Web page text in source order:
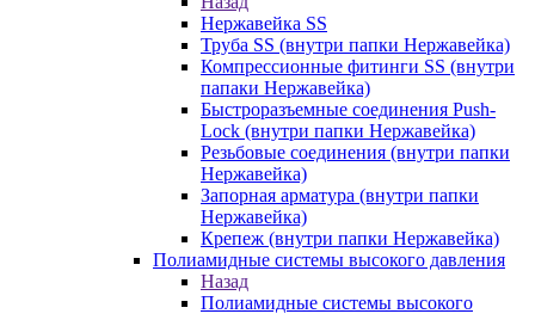
Нержавейка SS
Труба SS (внутри папки Нержавейка)
Компрессионные фитинги SS (внутри
папаки Нержавейка)
Быстроразъемные соединения Push-
Lock (внутри папки Нержавейка)
Резьбовые соединения (внутри папки
Нержавейка)
Запорная арматура (внутри папки
Нержавейка)
Крепеж (внутри папки Нержавейка)
Полиамидные системы высокого давления
Назад
Полиамидные системы высокого